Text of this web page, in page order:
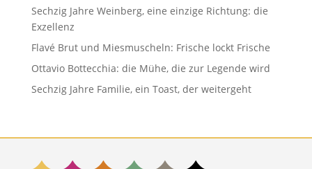
Sechzig Jahre Weinberg, eine einzige Richtung: die
Exzellenz
Flavé Brut und Miesmuscheln: Frische lockt Frische
Ottavio Bottecchia: die Mühe, die zur Legende wird
Sechzig Jahre Familie, ein Toast, der weitergeht